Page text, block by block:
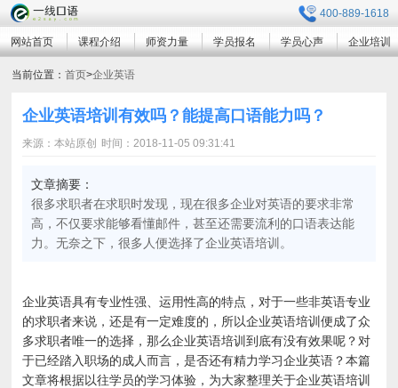
400-889-1618
网站首页 课程介绍 师资力量 学员报名 学员心声 企业培训
当前位置：首页>企业英语
企业英语培训有效吗？能提高口语能力吗？
来源：本站原创 时间：2018-11-05 09:31:41
文章摘要：
很多求职者在求职时发现，现在很多企业对英语的要求非常
高，不仅要求能够看懂邮件，甚至还需要流利的口语表达能
力。无奈之下，很多人便选择了企业英语培训。
企业英语具有专业性强、运用性高的特点，对于一些非英语专业
的求职者来说，还是有一定难度的，所以企业英语培训便成了众
多求职者唯一的选择，那么企业英语培训到底有没有效果呢？对
于已经踏入职场的成人而言，是否还有精力学习企业英语？本篇
文章将根据以往学员的学习体验，为大家整理关于企业英语培训